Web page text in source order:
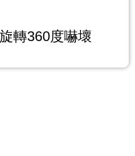
轉360度嚇壞